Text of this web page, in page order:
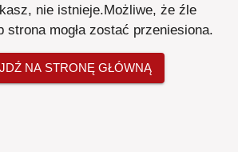
nie istnieje.Możliwe, że źle
strona mogła zostać przeniesiona.
NA STRONĘ GŁÓWNĄ